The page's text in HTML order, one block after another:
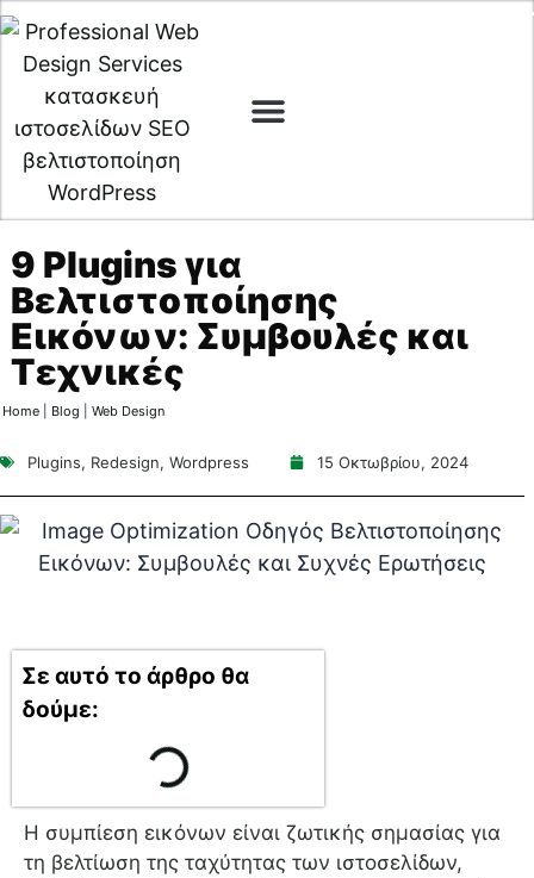
9 Plugins για
Βελτιστοποίησης
Εικόνων: Συμβουλές και
Τεχνικές
Home| Blog Web Design
Plugins, Redesign, Wordpress 15 Οκτωβρίου, 2024
Σε αυτό το άρθρο θα
δούμε:
Η συμπίεση εικόνων είναι ζωτικής σημασίας για
τη βελτίωση της ταχύτητας των ιστοσελίδων,